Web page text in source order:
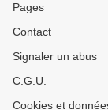
Pages
Contact
Signaler un abus
C.G.U.
Cookies et